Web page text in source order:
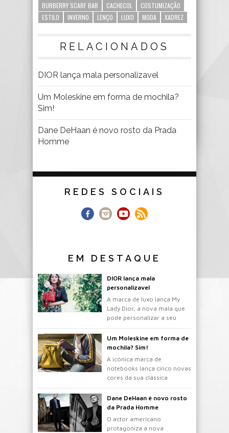
BURBERRY SCARF BAR
CACHECOL
COSTUMIZAÇÃO
ESTILO
INVERNO LENÇO LUXO MODA XADREZ
RELACIONADOS
DIOR lança mala personalizavel
Um Moleskine em forma de mochila?
Sim!
Dane DeHaan é novo rosto da Prada
Homme
REDES SOCIAIS
EM DESTAQUE
DIOR lança mala
personalizavel
A marca de luxo lança My
Lady Dior, a nova mala que
pode personalizar a seu
gosto.
Um Moleskine em forma de
mochila? Sim!
A icónica marca de
notebooks lança cinco novas
cores da sua clássica
mochila.
Dane DeHaan é novo rosto
da Prada Homme
O actor americano
protagoniza a nova